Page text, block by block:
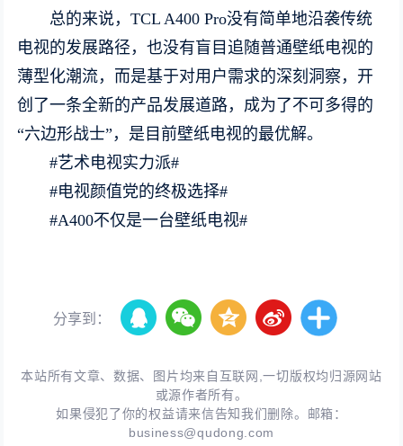
总的来说，TCL A400 Pro没有简单地沿袭传统
电视的发展路径，也没有盲目追随普通壁纸电视的
薄型化潮流，而是基于对用户需求的深刻洞察，开
创了一条全新的产品发展道路，成为了不可多得的
“六边形战士”，是目前壁纸电视的最优解。
#艺术电视实力派#
#电视颜值党的终极选择#
#A400不仅是一台壁纸电视#
分享到：
本站所有文章、数据、图片均来自互联网,一切版权均归源网站
或源作者所有。
如果侵犯了你的权益请来信告知我们删除。邮箱：
business@qudong.com